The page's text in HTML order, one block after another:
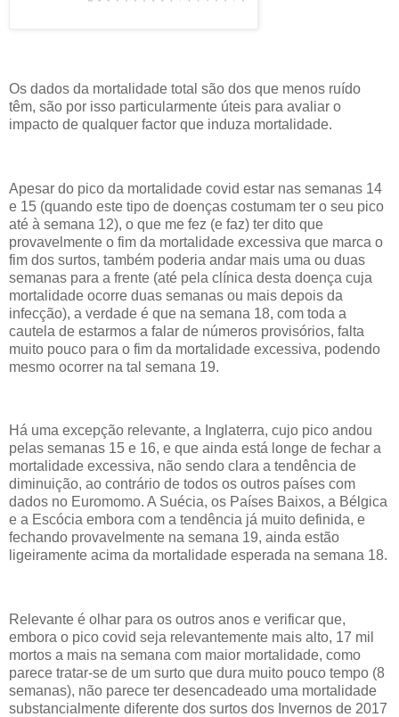
Os dados da mortalidade total são dos que menos ruído
têm, são por isso particularmente úteis para avaliar o
impacto de qualquer factor que induza mortalidade.
Apesar do pico da mortalidade covid estar nas semanas 14
e 15 (quando este tipo de doenças costumam ter o seu pico
até à semana 12), o que me fez (e faz) ter dito que
provavelmente o fim da mortalidade excessiva que marca o
fim dos surtos, também poderia andar mais uma ou duas
semanas para a frente (até pela clínica desta doença cuja
mortalidade ocorre duas semanas ou mais depois da
infecção), a verdade é que na semana 18, com toda a
cautela de estarmos a falar de números provisórios, falta
muito pouco para o fim da mortalidade excessiva, podendo
mesmo ocorrer na tal semana 19.
Há uma excepção relevante, a Inglaterra, cujo pico andou
pelas semanas 15 e 16, e que ainda está longe de fechar a
mortalidade excessiva, não sendo clara a tendência de
diminuição, ao contrário de todos os outros países com
dados no Euromomo. A Suécia, os Países Baixos, a Bélgica
e a Escócia embora com a tendência já muito definida, e
fechando provavelmente na semana 19, ainda estão
ligeiramente acima da mortalidade esperada na semana 18.
Relevante é olhar para os outros anos e verificar que,
embora o pico covid seja relevantemente mais alto, 17 mil
mortos a mais na semana com maior mortalidade, como
parece tratar-se de um surto que dura muito pouco tempo (8
semanas), não parece ter desencadeado uma mortalidade
substancialmente diferente dos surtos dos Invernos de 2017